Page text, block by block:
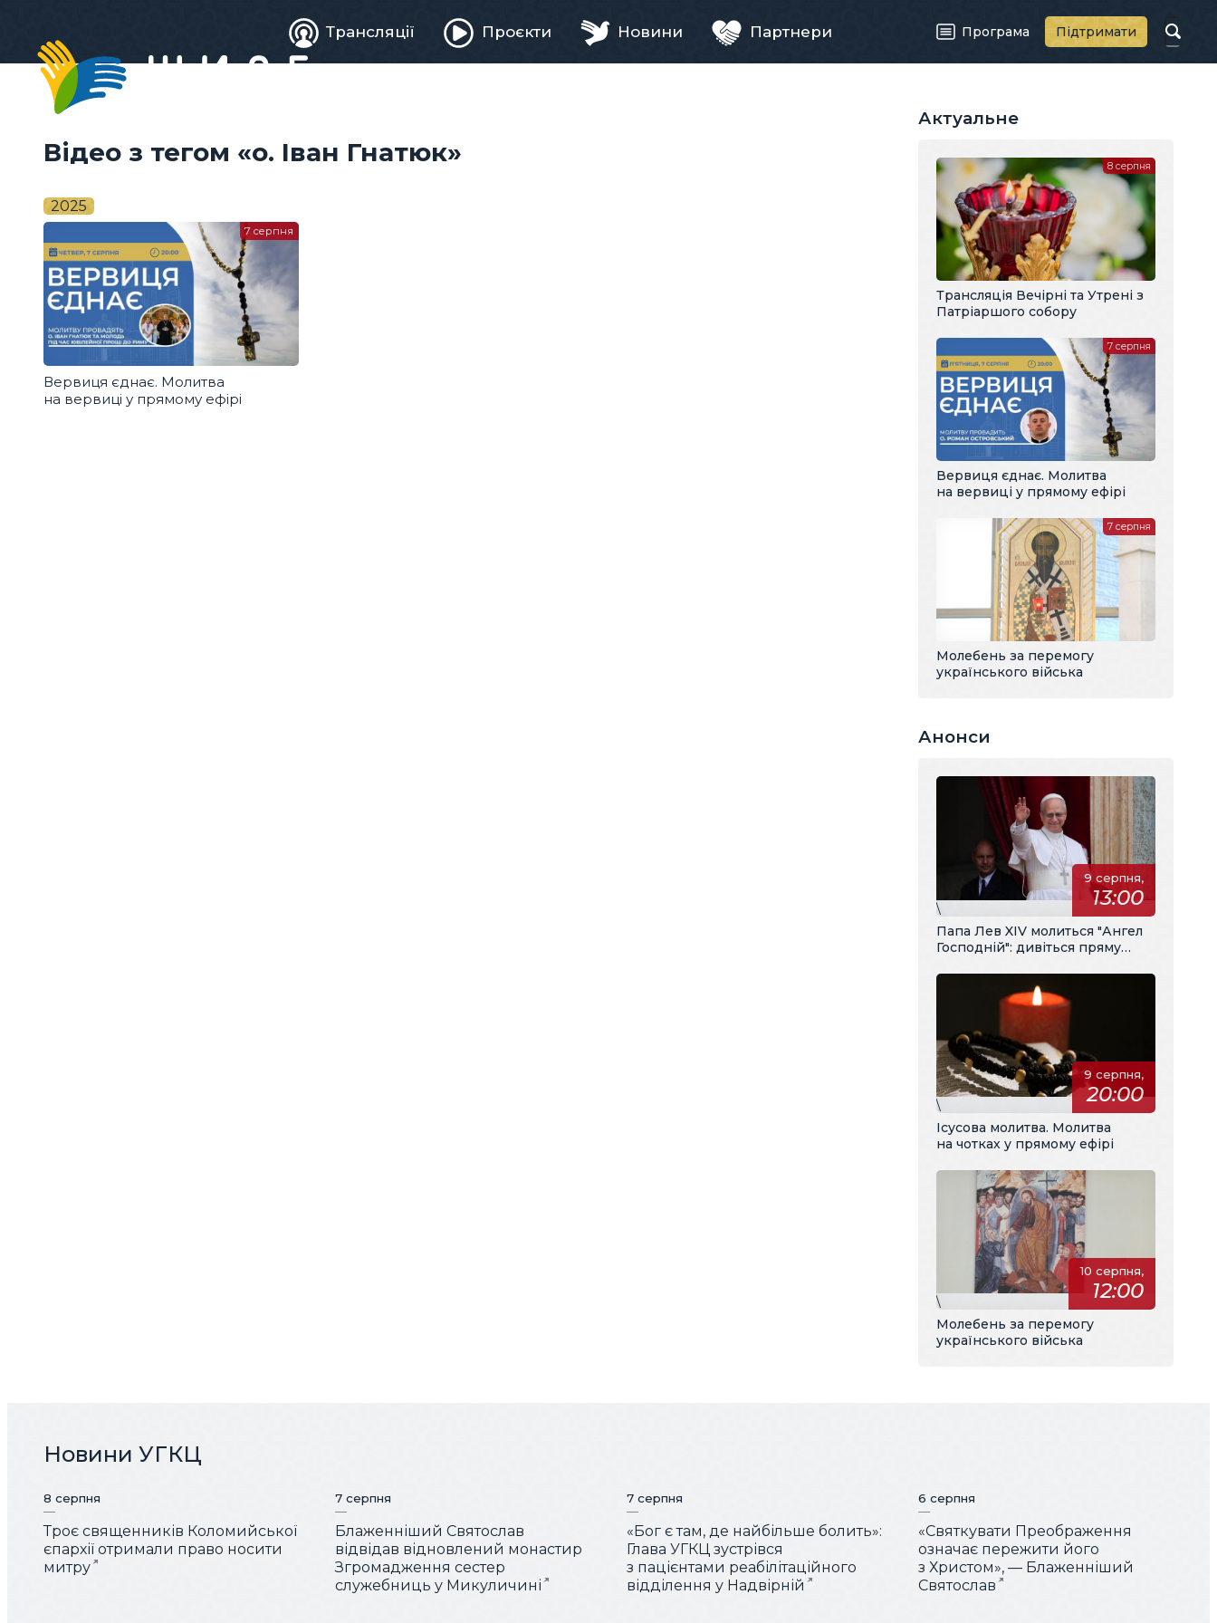
Живе
телебачення
Трансляції Проєкти Новини Партнери Програма Підтримати
Відео з тегом «о. Іван Гнатюк»
2025
Вервиця єднає. Молитва
на вервиці у прямому ефірі
7 серпня
Актуальне
Трансляція Вечірні та Утрені з
Патріаршого собору
8 серпня
Вервиця єднає. Молитва
на вервиці у прямому ефірі
7 серпня
Молебень за перемогу
українського війська
7 серпня
Анонси
9 серпня,
13:00
\
Папа Лев XIV молиться "Ангел
Господній": дивіться пряму
перекладом
9 серпня,
20:00
\
Ісусова молитва. Молитва
на чотках у прямому ефірі
10 серпня,
12:00
\
Молебень за перемогу
українського війська
Новини УГКЦ
8 серпня
Троє священників Коломийської
єпархії отримали право носити
митру
7 серпня
Блаженніший Святослав
відвідав відновлений монастир
Згромадження сестер
служебниць у Микуличині
7 серпня
«Бог є там, де найбільше болить»:
Глава УГКЦ зустрівся
з пацієнтами реабілітаційного
відділення у Надвірній
6 серпня
«Святкувати Преображення
означає пережити його
з Христом», — Блаженніший
Святослав